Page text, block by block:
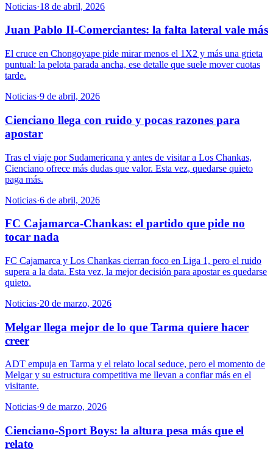
Noticias·18 de abril, 2026
Juan Pablo II-Comerciantes: la falta lateral vale más
El cruce en Chongoyape pide mirar menos el 1X2 y más una grieta
puntual: la pelota parada ancha, ese detalle que suele mover cuotas
tarde.
Noticias·9 de abril, 2026
Cienciano llega con ruido y pocas razones para
apostar
Tras el viaje por Sudamericana y antes de visitar a Los Chankas,
Cienciano ofrece más dudas que valor. Esta vez, quedarse quieto
paga más.
Noticias·6 de abril, 2026
FC Cajamarca-Chankas: el partido que pide no
tocar nada
FC Cajamarca y Los Chankas cierran foco en Liga 1, pero el ruido
supera a la data. Esta vez, la mejor decisión para apostar es quedarse
quieto.
Noticias·20 de marzo, 2026
Melgar llega mejor de lo que Tarma quiere hacer
creer
ADT empuja en Tarma y el relato local seduce, pero el momento de
Melgar y su estructura competitiva me llevan a confiar más en el
visitante.
Noticias·9 de marzo, 2026
Cienciano-Sport Boys: la altura pesa más que el
relato